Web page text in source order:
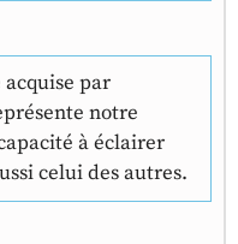
acquise par
notre
à éclairer
celui des autres.